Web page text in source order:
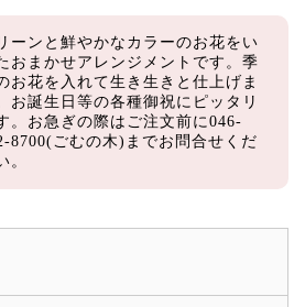
ーンと鮮やかなカラーのお花をい
おまかせアレンジメントです。季
お花を入れて生き生きと仕上げま
お誕生日等の各種御祝にピッタリ
。お急ぎの際はご注文前に046-
8700(ごむの木)までお問合せくだ
。